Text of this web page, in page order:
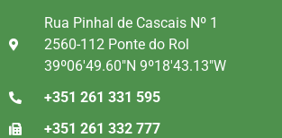
Rua Pinhal de Cascais Nº 1
2560-112 Ponte do Rol
39º06'49.60"N 9º18'43.13"W
+351 261 331 595
+351 261 332 777